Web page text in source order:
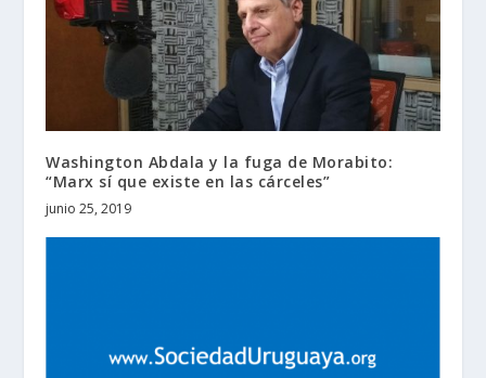
Washington Abdala y la fuga de Morabito:
“Marx sí que existe en las cárceles”
junio 25, 2019